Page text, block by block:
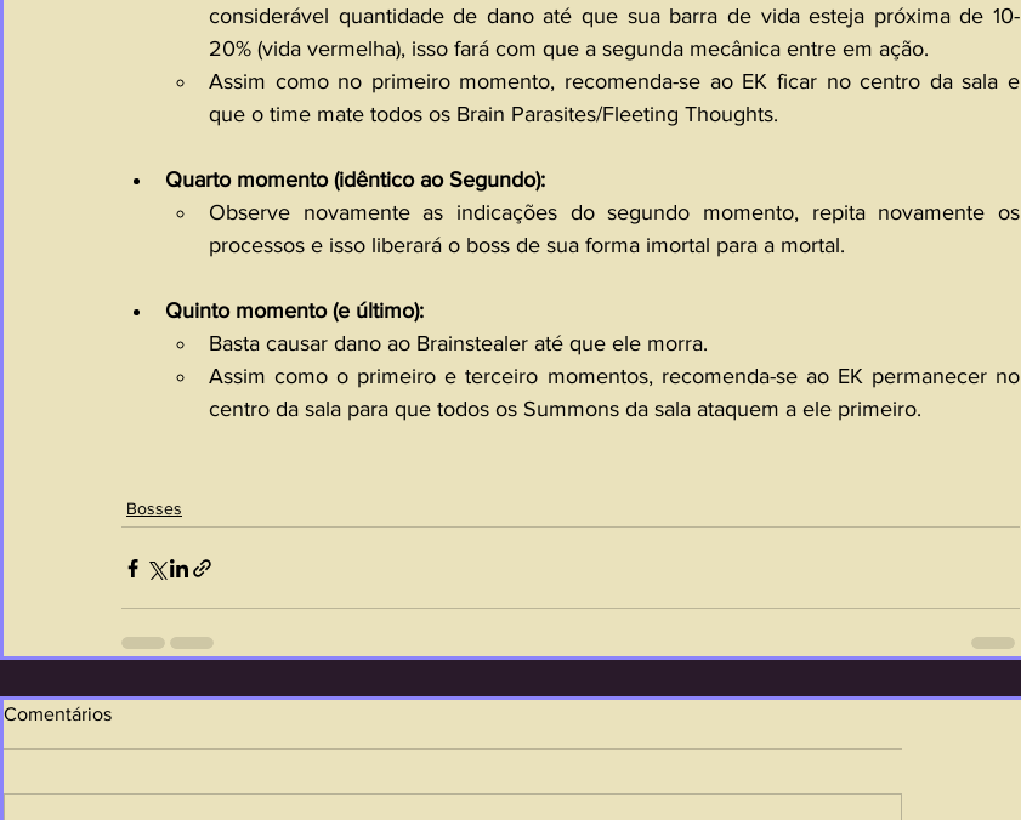
considerável quantidade de dano até que sua barra de vida esteja próxima de 10-
20% (vida vermelha), isso fará com que a segunda mecânica entre em ação.
Assim como no primeiro momento, recomenda-se ao EK ficar no centro da sala e
que o time mate todos os Brain Parasites/Fleeting Thoughts.
Quarto momento (idêntico ao Segundo):
Observe novamente as indicações do segundo momento, repita novamente os
processos e isso liberará o boss de sua forma imortal para a mortal.
Quinto momento (e último):
Basta causar dano ao Brainstealer até que ele morra.
Assim como o primeiro e terceiro momentos, recomenda-se ao EK permanecer no
centro da sala para que todos os Summons da sala ataquem a ele primeiro.
Bosses
Comentários